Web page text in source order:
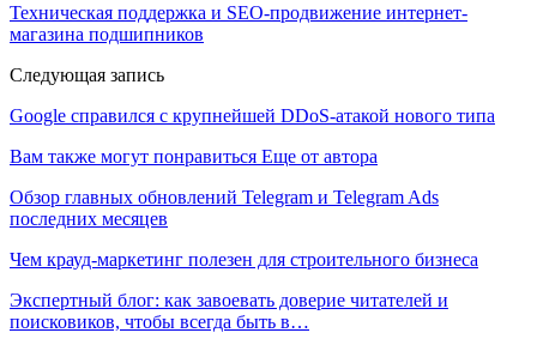
Техническая поддержка и SEO-продвижение интернет-
магазина подшипников
Следующая запись
Google справился с крупнейшей DDoS-атакой нового типа
Вам также могут понравиться Еще от автора
Обзор главных обновлений Telegram и Telegram Ads
последних месяцев
Чем крауд-маркетинг полезен для строительного бизнеса
Экспертный блог: как завоевать доверие читателей и
поисковиков, чтобы всегда быть в…